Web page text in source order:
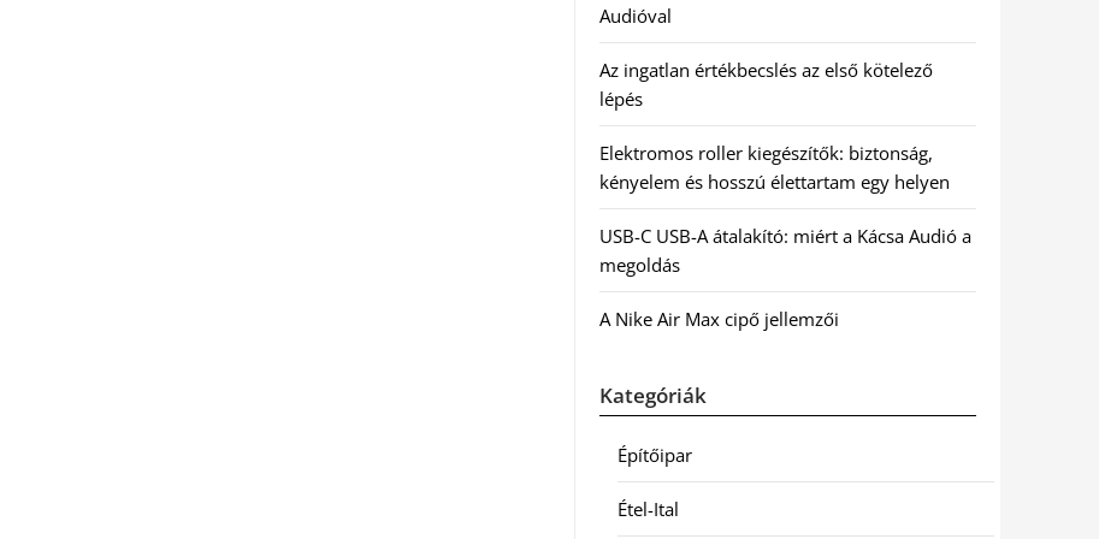
Audióval
Az ingatlan értékbecslés az első kötelező
lépés
Elektromos roller kiegészítők: biztonság,
kényelem és hosszú élettartam egy helyen
USB-C USB-A átalakító: miért a Kácsa Audió a
megoldás
A Nike Air Max cipő jellemzői
Kategóriák
Építőipar
Étel-Ital